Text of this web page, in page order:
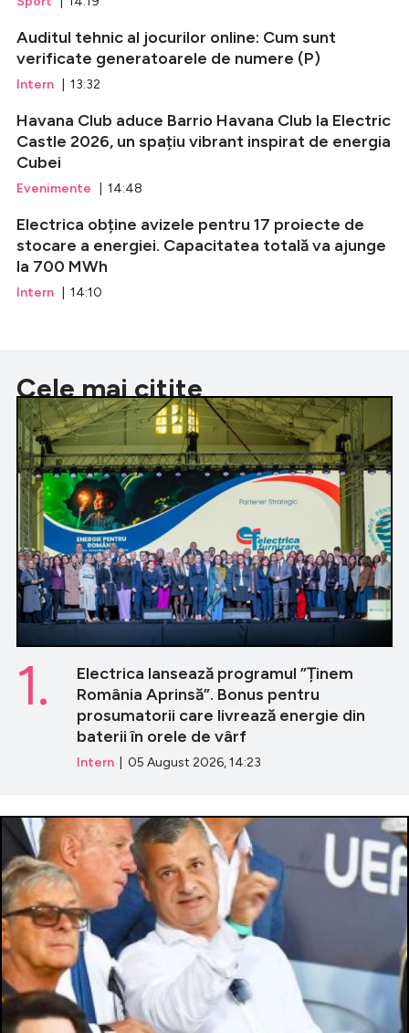
Auditul tehnic al jocurilor online: Cum sunt
verificate generatoarele de numere (P)
Intern | 13:32
Havana Club aduce Barrio Havana Club la Electric
Castle 2026, un spațiu vibrant inspirat de energia
Cubei
Evenimente | 14:48
Electrica obține avizele pentru 17 proiecte de
stocare a energiei. Capacitatea totală va ajunge
la 700 MWh
Intern | 14:10
Cele mai citite
Electrica lansează programul ”Ținem
România Aprinsă”. Bonus pentru
prosumatorii care livrează energie din
baterii în orele de vârf
Intern | 05 August 2026, 14:23
1.